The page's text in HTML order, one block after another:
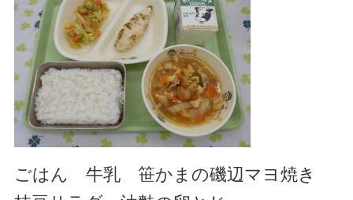
ごはん 牛乳 笹かまの磯辺マヨ焼き